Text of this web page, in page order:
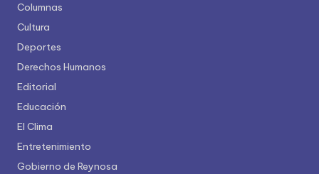
Columnas
Cultura
Deportes
Derechos Humanos
Editorial
Educación
El Clima
Entretenimiento
Gobierno de Reynosa